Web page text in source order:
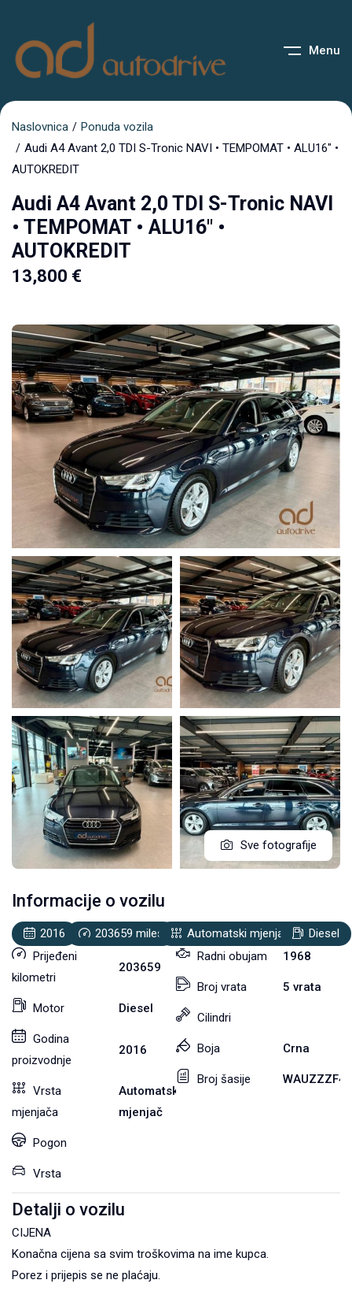
Menu
Naslovnica
Ponuda vozila
Audi A4 Avant 2,0 TDI S-Tronic NAVI • TEMPOMAT • ALU16″ •
AUTOKREDIT
Audi A4 Avant 2,0 TDI S-Tronic NAVI
• TEMPOMAT • ALU16″ •
AUTOKREDIT
13,800 €
Sve fotografije
Informacije o vozilu
2016 203659miles Automatski mjenjač
Diesel
Prijeđeni
kilometri
203659
Motor Diesel
Godina
proizvodnje
2016
Vrsta
mjenjača
Automatski
mjenjač
Pogon
Vrsta
Radni obujam 1968
Broj vrata 5 vrata
Cilindri
Boja Crna
Broj šasije
Detalji o vozilu
CIJENA
Konačna cijena sa svim troškovima na ime kupca.
Porez i prijepis se ne plaćaju.